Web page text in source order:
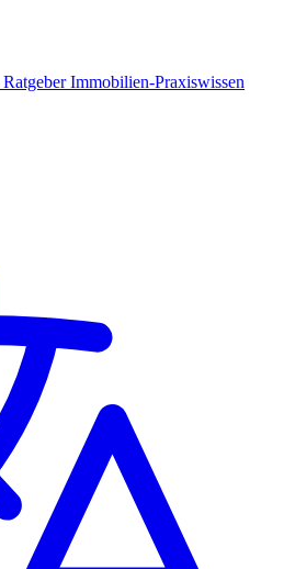
RatgeberImmobilien-Praxiswissen